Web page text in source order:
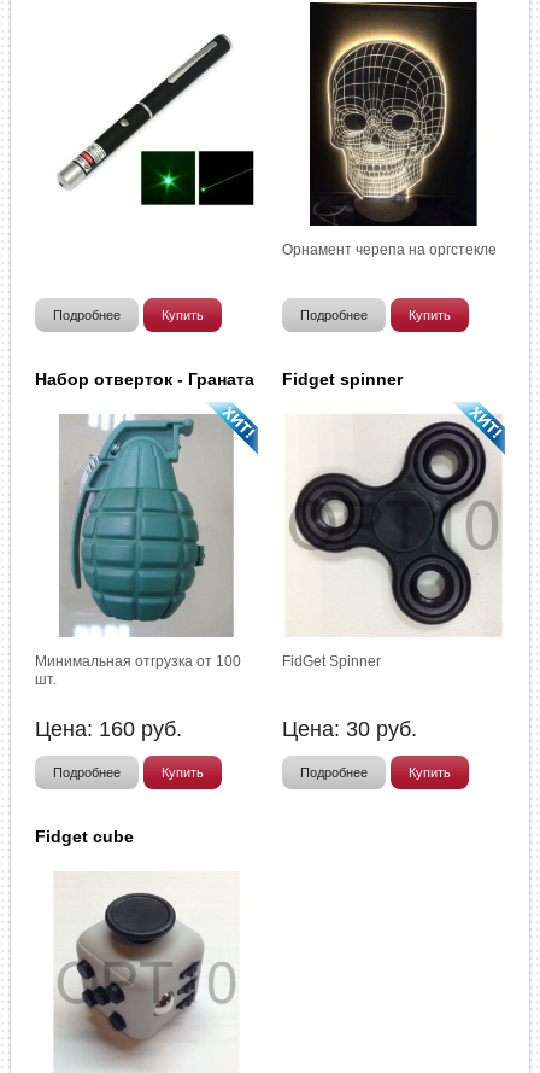
Подробнее Купить
Орнамент черепа на оргстекле
Подробнее Купить
Набор отверток - Граната
Минимальная отгрузка от 100
шт.
Цена: 160 руб.
Подробнее Купить
Fidget spinner
FidGet Spinner
Цена: 30 руб.
Подробнее Купить
Fidget cube